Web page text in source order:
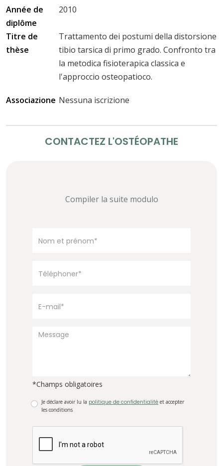
Année de
diplôme
2010
Titre de
thèse
Trattamento dei postumi della distorsione
tibio tarsica di primo grado. Confronto tra
la metodica fisioterapica classica e
l'approccio osteopatioco.
Associazione Nessuna iscrizione
CONTACTEZ L'OSTÉOPATHE
Compiler la suite modulo
*Champs obligatoires
Je déclare avoir lu la politique de confidentialité et accepter
les conditions